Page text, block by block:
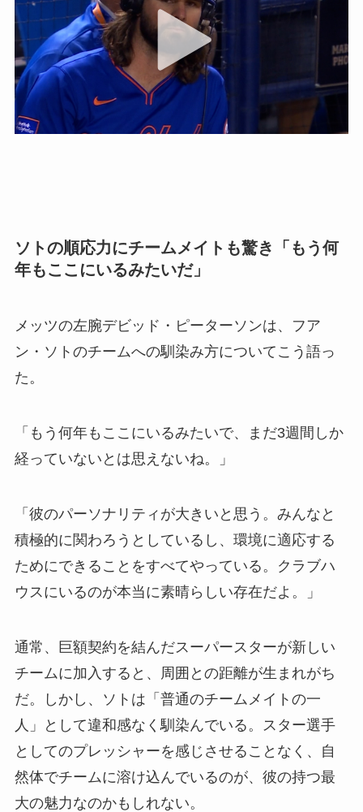
ソトの順応力にチームメイトも驚き「もう何
年もここにいるみたいだ」
メッツの左腕デビッド・ピーターソンは、フア
ン・ソトのチームへの馴染み方についてこう語っ
た。
「もう何年もここにいるみたいで、まだ3週間しか
経っていないとは思えないね。」
「彼のパーソナリティが大きいと思う。みんなと
積極的に関わろうとしているし、環境に適応する
ためにできることをすべてやっている。クラブハ
ウスにいるのが本当に素晴らしい存在だよ。」
通常、巨額契約を結んだスーパースターが新しい
チームに加入すると、周囲との距離が生まれがち
だ。しかし、ソトは「普通のチームメイトの一
人」として違和感なく馴染んでいる。スター選手
としてのプレッシャーを感じさせることなく、自
然体でチームに溶け込んでいるのが、彼の持つ最
大の魅力なのかもしれない。